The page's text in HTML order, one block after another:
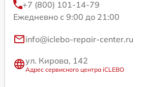
+7 (800) 101-14-79
Ежедневно с 9:00 до 21:00
info@iclebo-repair-center.ru
ул. Кирова, 142
Адрес сервисного центра iCLEBO